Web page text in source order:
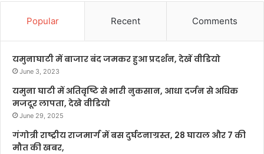
Popular Recent Comments
यमुनाघाटी में बाजार बंद जमकर हुआ प्रदर्शन, देखें वीडियो
June 3, 2023
यमुना घाटी में अतिवृष्टि से भारी नुकसान, आधा दर्जन से अधिक
मजदूर लापता, देखे वीडियो
June 29, 2025
गंगोत्री राष्ट्रीय राजमार्ग में बस दुर्घटनाग्रस्त, 28 घायल और 7 की
मौत की खबर,